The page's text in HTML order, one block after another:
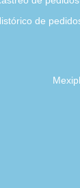
de